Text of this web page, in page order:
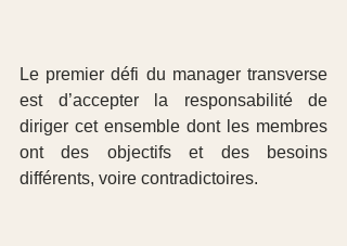
Le premier défi du manager transverse
est d’accepter la responsabilité de
diriger cet ensemble dont les membres
ont des objectifs et des besoins
différents, voire contradictoires.